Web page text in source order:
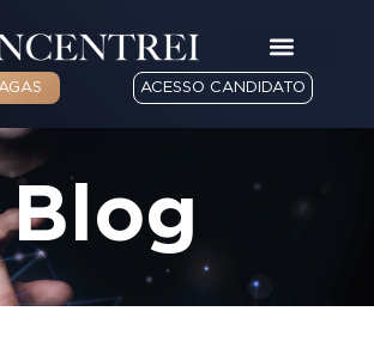
ACESSO CANDIDATO
Blog